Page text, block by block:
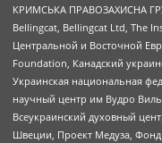
КРИМСЬКА ПРАВОЗАХИСНА
Bellingcat, Bellingcat Ltd, The
Центральной и Восточной
Foundation, Канадский
Украинская национальная
научный центр им Вудро
Всеукраинский духовный
Швеции, Проект Медуза,